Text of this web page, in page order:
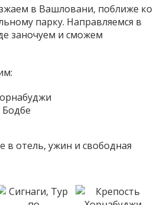
в Вашловани, поближе ко
парку. Направляемся в
заночуем и сможем
в отель, ужин и свободная